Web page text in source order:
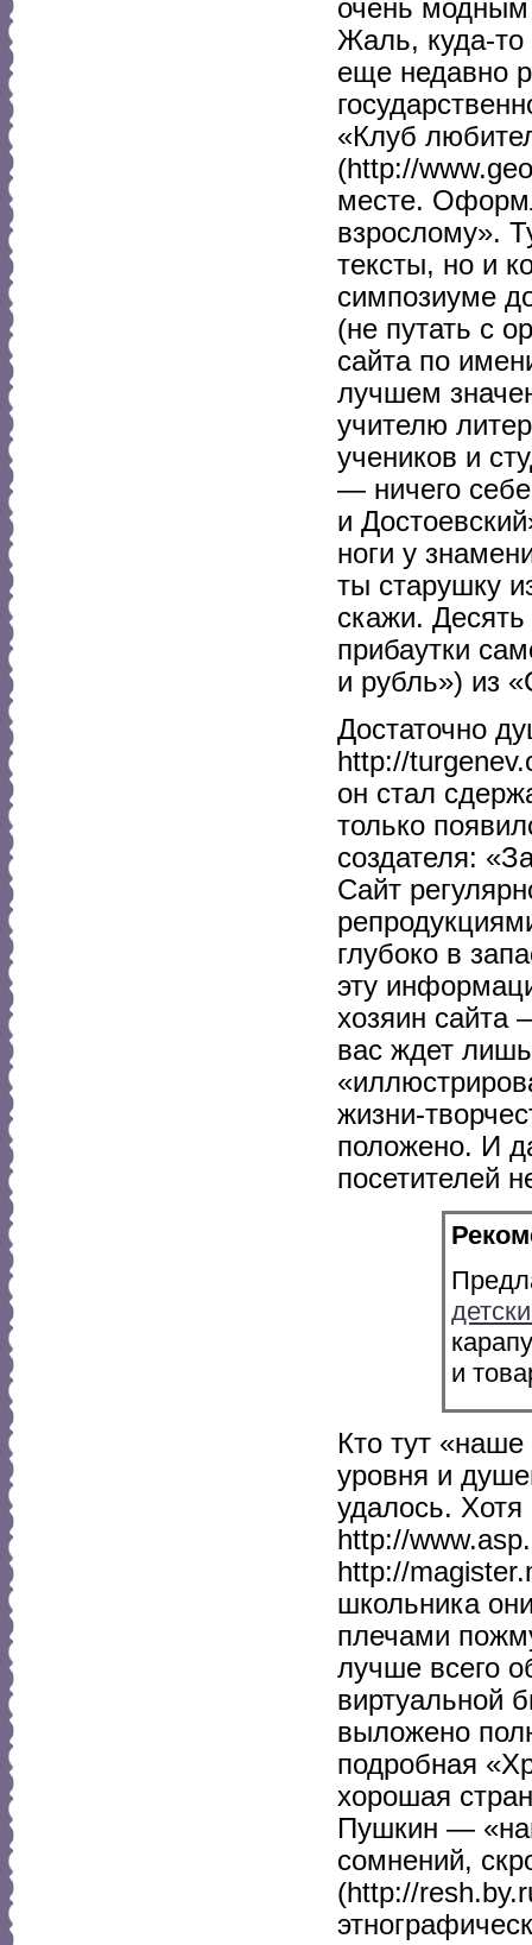
очень модным
Жаль, куда-то
еще недавно
«Клуб
(http://
месте.
взрослому».
тексты, но и
симпозиуме
(не путать с
сайта по
лучшем
учителю
учеников и
— ничего
и
ноги у
ты старушку
скажи.
прибаутки
и рубль») из
Достаточно
http://
он стал
только
создателя:
Сайт
глубоко в
эту
хозяин сайта
вас ждет
жизни-
положено. И
посетителей
и
Кто тут
уровня и
удалось.
http://
http://
школьника
плечами
лучше всего
виртуальной
выложено
подробная
хорошая
Пушкин —
сомнений,
(http://